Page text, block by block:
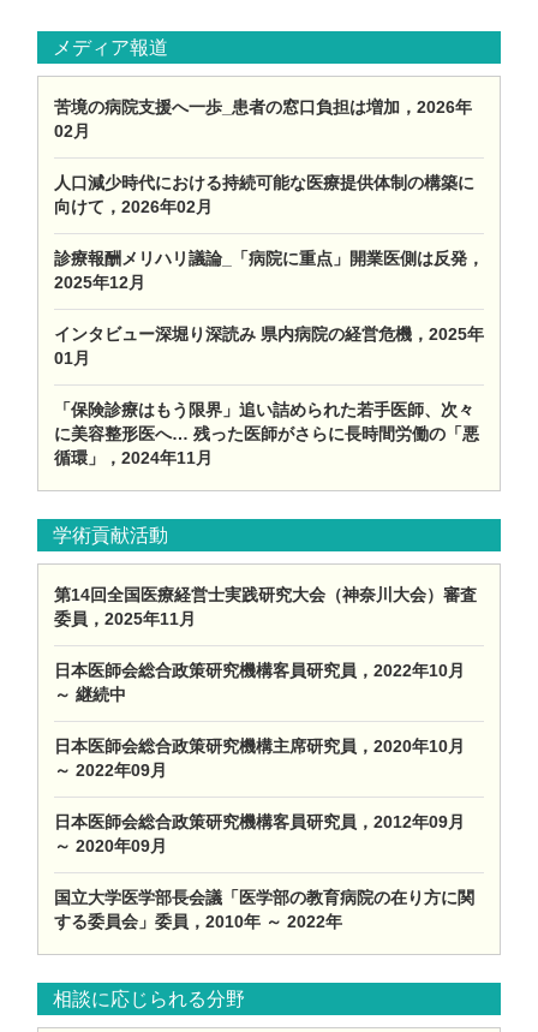
メディア報道
苦境の病院支援へ一歩_患者の窓口負担は増加，2026年
02月
人口減少時代における持続可能な医療提供体制の構築に
向けて，2026年02月
診療報酬メリハリ議論_「病院に重点」開業医側は反発，
2025年12月
インタビュー深堀り深読み 県内病院の経営危機，2025年
01月
「保険診療はもう限界」追い詰められた若手医師、次々
に美容整形医へ… 残った医師がさらに長時間労働の「悪
循環」，2024年11月
学術貢献活動
第14回全国医療経営士実践研究大会（神奈川大会）審査
委員，2025年11月
日本医師会総合政策研究機構客員研究員，2022年10月
～ 継続中
日本医師会総合政策研究機構主席研究員，2020年10月
～ 2022年09月
日本医師会総合政策研究機構客員研究員，2012年09月
～ 2020年09月
国立大学医学部長会議「医学部の教育病院の在り方に関
する委員会」委員，2010年 ～ 2022年
相談に応じられる分野